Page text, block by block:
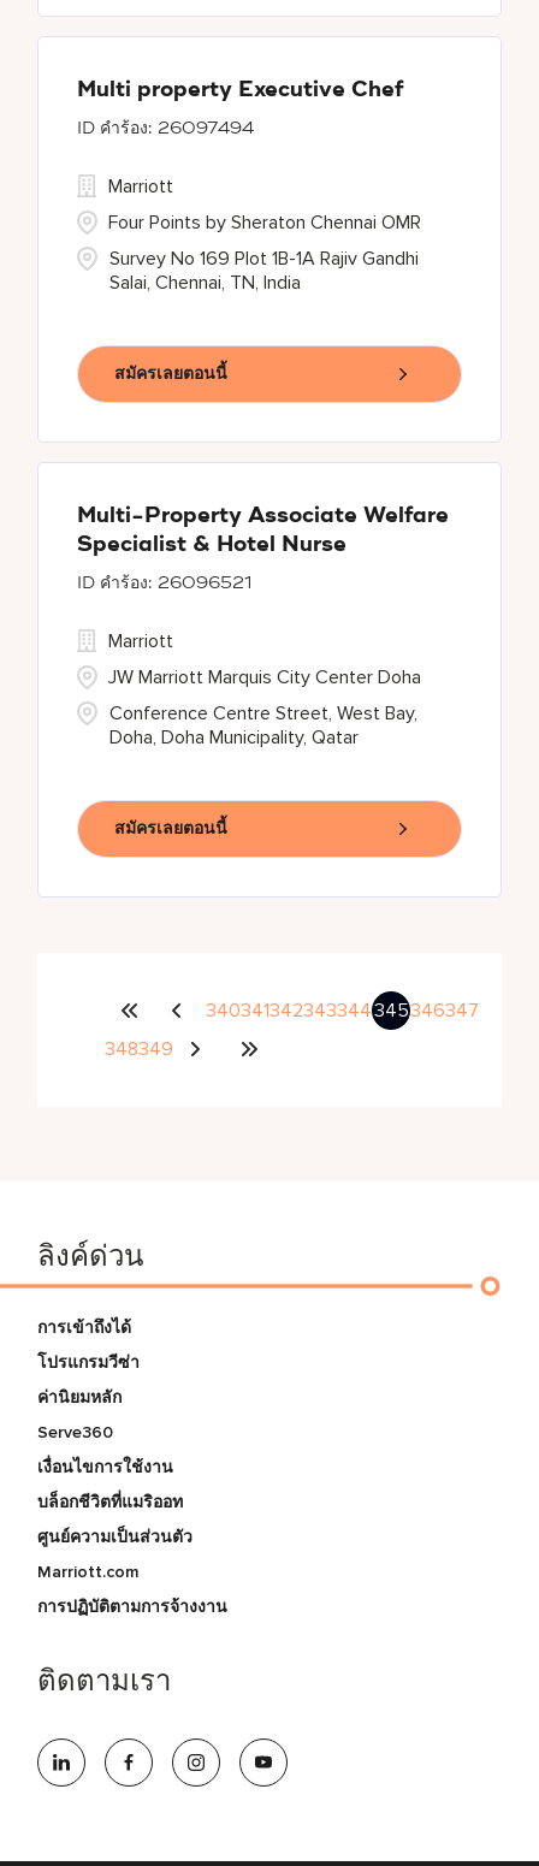
Multi property Executive Chef
26097494
Survey No 169 Plot 1B-1A Rajiv Gandhi
Salai, Chennai, TN, India
Marriott
Four Points by Sheraton Chennai OMR
สมัครเลยตอนนี้
Multi-Property Associate Welfare
Specialist & Hotel Nurse
26096521
Conference Centre Street, West Bay,
Doha, Doha Municipality, Qatar
Marriott
JW Marriott Marquis City Center Doha
สมัครเลยตอนนี้
340341342343344345346347
348349
ลิงค์ด่วน
การเข้าถึงได้
โปรแกรมวีซ่า
ค่านิยมหลัก
Serve360
เงื่อนไขการใช้งาน
บล็อกชีวิตที่แมริออท
ศูนย์ความเป็นส่วนตัว
Marriott.com
การปฏิบัติตามการจ้างงาน
ติดตามเรา